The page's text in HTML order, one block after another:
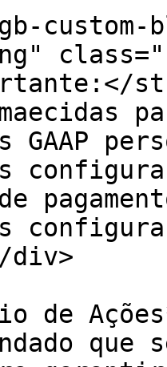
GAAP
div>